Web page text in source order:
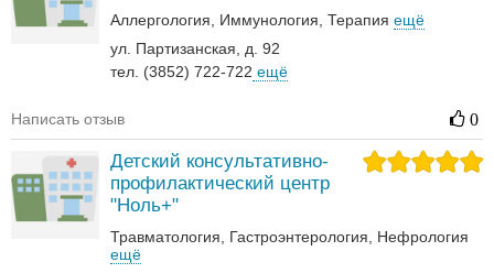
Аллергология Иммунология Терапия ещё
ул. Партизанская, д. 92
тел. (3852) 722-722 ещё
Написать отзыв 0
Детский консультативно-
профилактический центр
"Ноль+"
Травматология Гастроэнтерология
Нефрология‎
ещё